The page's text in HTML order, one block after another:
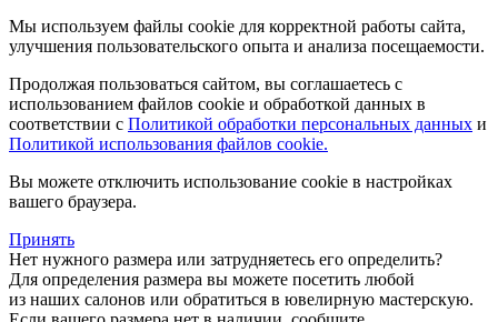
Мы используем файлы cookie для корректной работы сайта,
улучшения пользовательского опыта и анализа посещаемости.
Продолжая пользоваться сайтом, вы соглашаетесь с
использованием файлов cookie и обработкой данных в
соответствии с Политикой обработки персональных данных и
Политикой использования файлов cookie.
Вы можете отключить использование cookie в настройках
вашего браузера.
Принять
Нет нужного размера или затрудняетесь его определить?
Для определения размера вы можете посетить любой
из наших салонов или обратиться в ювелирную мастерскую.